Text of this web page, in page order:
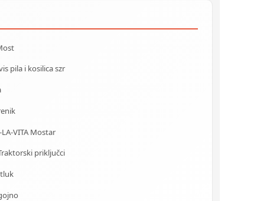
pila i kosilica szr
VITA Mostar
priključci